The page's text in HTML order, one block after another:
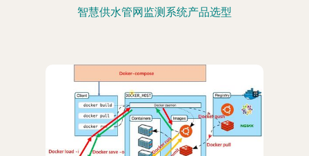
智慧供水管网监测系统产品选型